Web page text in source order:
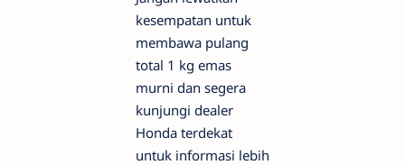
kesempatan untuk
membawa pulang
total 1 kg emas
murni dan segera
kunjungi dealer
Honda terdekat
untuk informasi lebih